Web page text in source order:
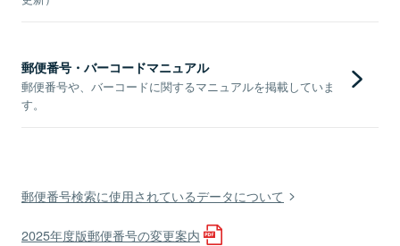
郵便番号・バーコードマニュアル
郵便番号や、バーコードに関するマニュアルを掲載していま
す。
郵便番号検索に使用されているデータについて
2025年度版郵便番号の変更案内